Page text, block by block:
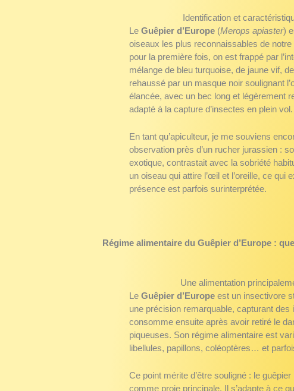
Identification et
LeGuêpier d’Europe (Merops apiaster)
oiseaux les plus reconnaissables de notre
pour la première fois, on est frappé par
mélange de bleu turquoise, de jaune vif,
rehaussé par un masque noir soulignant
élancée, avec un bec long et légèrement
adapté à la capture d’insectes en plein vol.
En tant qu’apiculteur, je me souviens
observation près d’un rucher jurassien :
exotique, contrastait avec la sobriété
un oiseau qui attire l’œil et l’oreille, ce qui
présence est parfois surinterprétée.
Régime alimentaire duGuêpier d’Europe :
Une alimentation
LeGuêpier d’Europe est un insectivore
une précision remarquable, capturant des
consomme ensuite après avoir retiré le
piqueuses. Son régime alimentaire est
libellules, papillons, coléoptères… et
Ce point mérite d’être souligné : le guêpier
comme proie principale. Il s’adapte à ce